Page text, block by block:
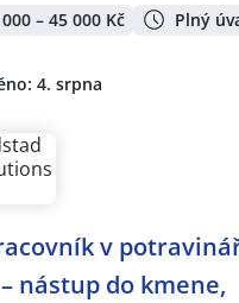
– 45 000 Kč Plný
4. srpna
v
nástup do kmene,